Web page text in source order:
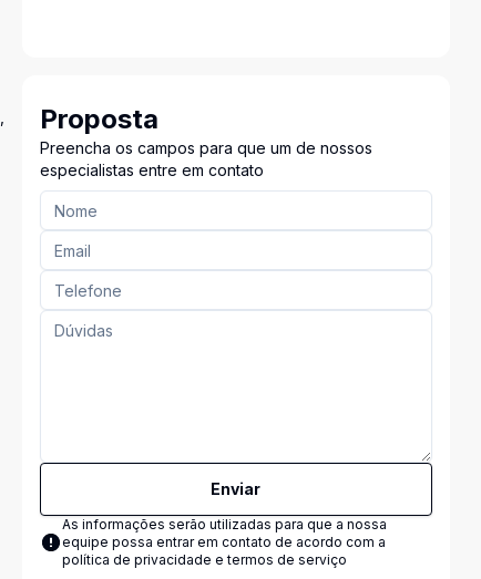
Proposta
Preencha os campos para que um de nossos
especialistas entre em contato
Enviar
As informações serão utilizadas para que a nossa
equipe possa entrar em contato de acordo com a
política de privacidade e termos de serviço